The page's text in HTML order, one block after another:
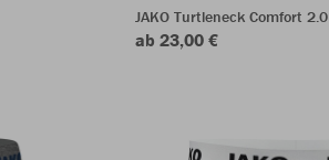
JAKO Turtleneck Comfort 2.0
ab 23,00 €